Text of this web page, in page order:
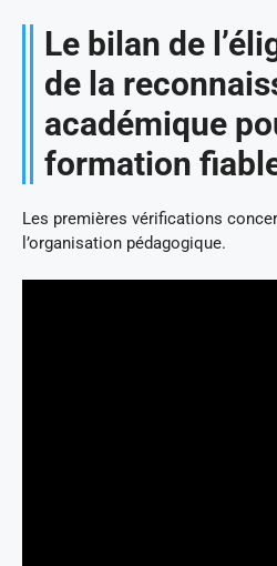
Le bilan de
de la
académique
formation
Les premières vérifications
l’organisation pédagogique.